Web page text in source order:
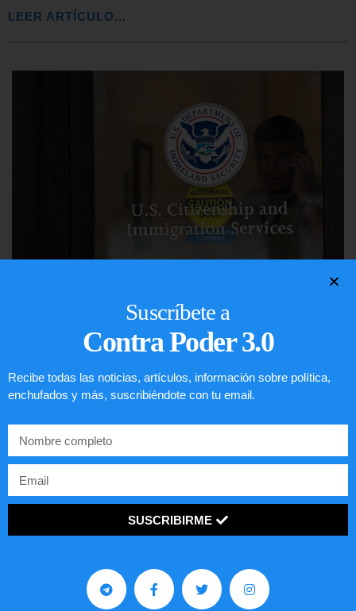
LEER ARTÍCULO...
Comunistas no son bienvenidos en
Suscríbete a
Contra Poder 3.0
Recibe todas las noticias, artículos, información sobre política,
enchufados y más, suscribiéndote con tu email.
SUSCRIBIRME